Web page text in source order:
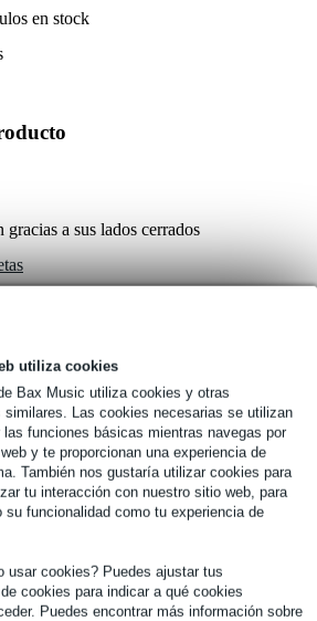
utiliza cookies
Bax Music utiliza cookies y otras
similares. Las cookies necesarias se utilizan
las funciones básicas mientras navegas por
y te proporcionan una experiencia de
También nos gustaría utilizar cookies para
tu interacción con nuestro sitio web, para
su funcionalidad como tu experiencia de
usar cookies? Puedes ajustar tus
cookies para indicar a qué cookies
Puedes encontrar más información sobre
en stock
a sus lados cerrados